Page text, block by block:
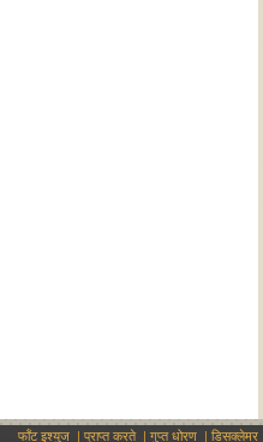
फॉंट इश्युज | प्राप्त करते| गुप्त धोरण | डिसक्लेमर